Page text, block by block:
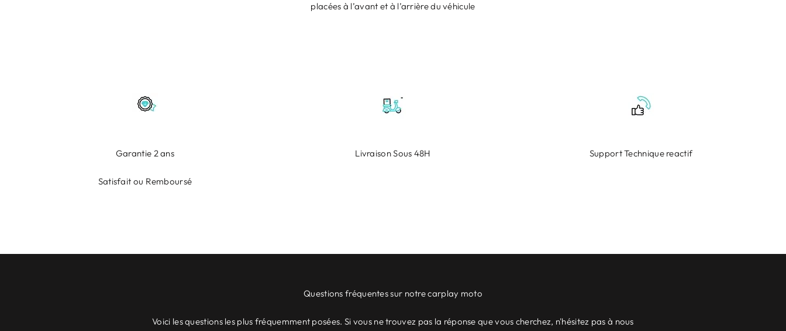
placées à l’avant et à l’arrière du véhicule
Garantie 2 ans
Satisfait ou Remboursé
Livraison Sous 48H Support Technique reactif
Questions fréquentes sur notre carplay moto
Voici les questions les plus fréquemment posées. Si vous ne trouvez pas la réponse que vous cherchez, n'hésitez pas à nous